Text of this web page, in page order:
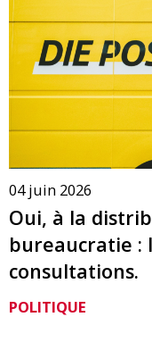
04 juin 2026
Oui, à la
bureaucratie :
consultations.
POLITIQUE